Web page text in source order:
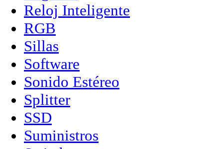
Reloj Inteligente
RGB
Sillas
Software
Sonido Estéreo
Splitter
SSD
Suministros